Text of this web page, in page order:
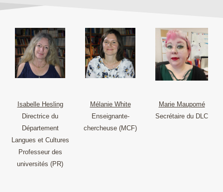
Isabelle Hesling
Directrice du
Département
Langues et Cultures
Professeur des
universités (PR)
Mélanie White
Enseignante-
chercheuse (MCF)
Marie Maupomé
Secrétaire du DLC